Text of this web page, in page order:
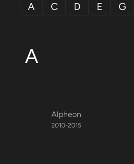
A C D E G
A
Alpheon
2010-2015